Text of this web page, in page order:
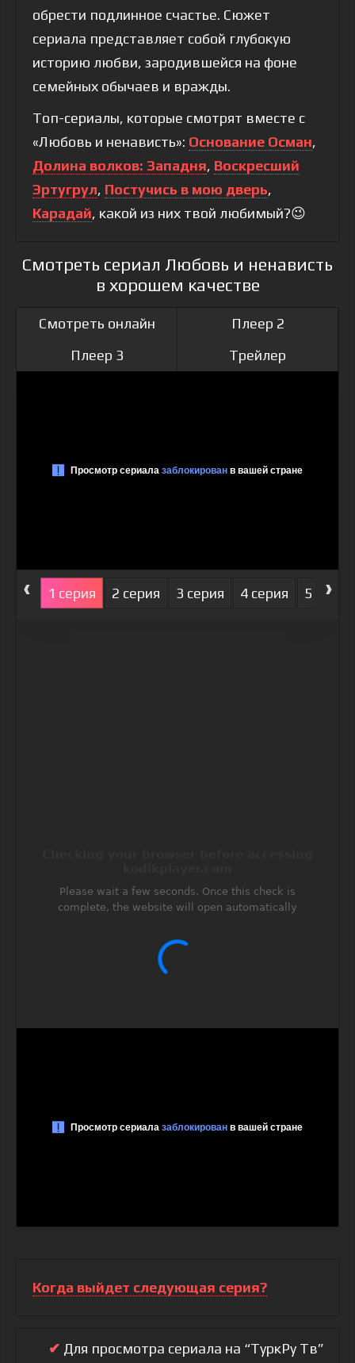
обрести подлинное счастье. Сюжет
сериала представляет собой глубокую
историю любви, зародившейся на фоне
семейных обычаев и вражды.
Топ-сериалы, которые смотрят вместе с
«Любовь и ненависть»: Основание Осман,
Долина волков: Западня, Воскресший
Эртугрул, Постучись в мою дверь,
Карадай, какой из них твой любимый?😉
Смотреть сериал Любовь и ненависть
в хорошем качестве
Смотреть онлайн
Плеер 2
Плеер 3
Трейлер
‹ 1 серия 2 серия 3 серия 4 серия 5 серия
›
Когда выйдет следующая серия?
✔ Для просмотра сериала на “ТуркРу Тв”